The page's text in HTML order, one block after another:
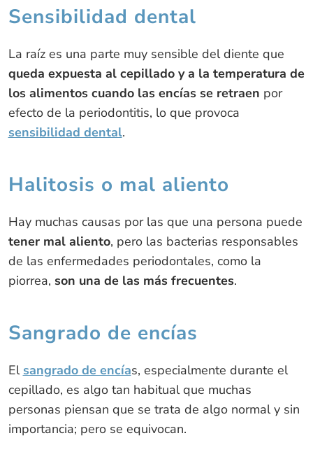
Sensibilidad dental
La raíz es una parte muy sensible del diente que
queda expuesta al cepillado y a la temperatura de
los alimentos cuando las encías se retraen por
efecto de la periodontitis, lo que provoca
sensibilidad dental.
Halitosis o mal aliento
Hay muchas causas por las que una persona puede
tener mal aliento, pero las bacterias responsables
de las enfermedades periodontales, como la
piorrea, son una de las más frecuentes.
Sangrado de encías
El sangrado de encías, especialmente durante el
cepillado, es algo tan habitual que muchas
personas piensan que se trata de algo normal y sin
importancia; pero se equivocan.